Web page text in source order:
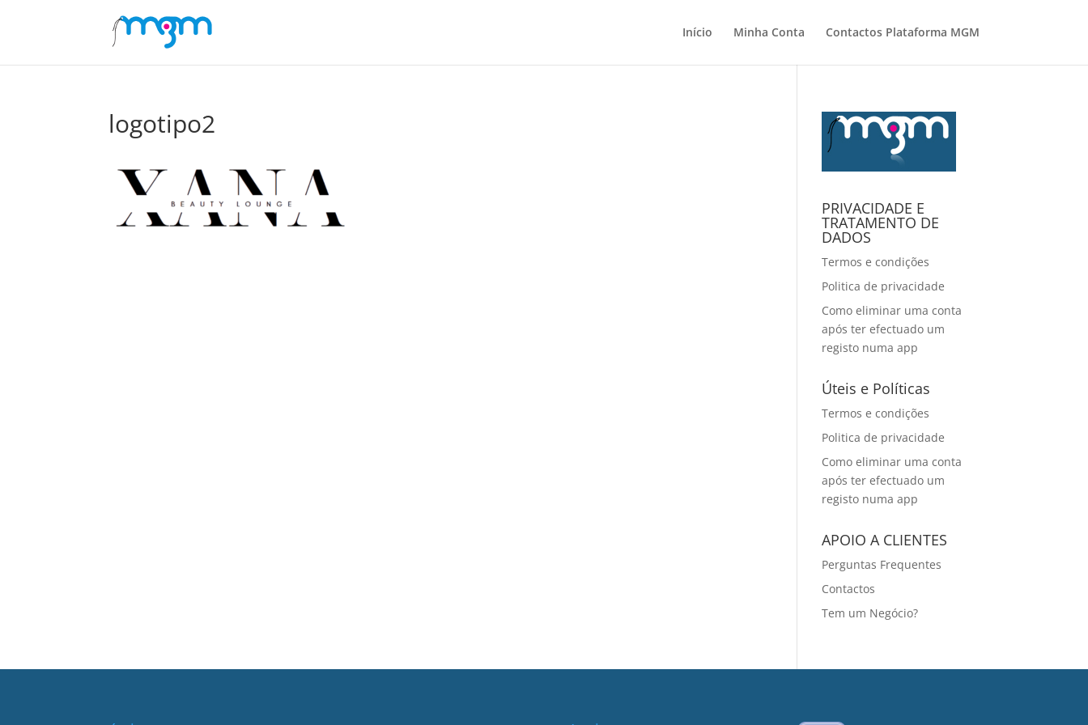
Início Minha Conta Contactos Plataforma MGM
logotipo2
PRIVACIDADE E
TRATAMENTO DE
DADOS
Termos e condições
Politica de privacidade
Como eliminar uma conta
após ter efectuado um
registo numa app
Úteis e Políticas
Termos e condições
Politica de privacidade
Como eliminar uma conta
após ter efectuado um
registo numa app
APOIO A CLIENTES
Perguntas Frequentes
Contactos
Tem um Negócio?